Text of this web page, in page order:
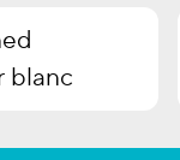
blanc